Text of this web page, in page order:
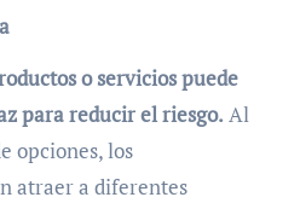
o servicios puede
para reducir el riesgo. Al
opciones, los
atraer a diferentes